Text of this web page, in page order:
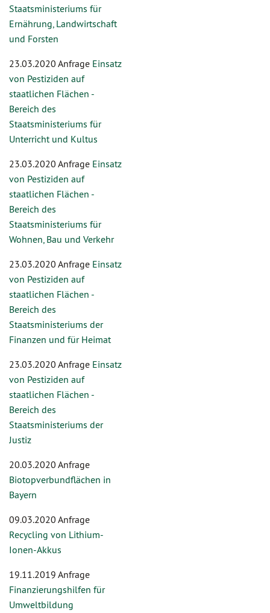
Staatsministeriums für
Ernährung, Landwirtschaft
und Forsten
23.03.2020 Anfrage Einsatz
von Pestiziden auf
staatlichen Flächen -
Bereich des
Staatsministeriums für
Unterricht und Kultus
23.03.2020 Anfrage Einsatz
von Pestiziden auf
staatlichen Flächen -
Bereich des
Staatsministeriums für
Wohnen, Bau und Verkehr
23.03.2020 Anfrage Einsatz
von Pestiziden auf
staatlichen Flächen -
Bereich des
Staatsministeriums der
Finanzen und für Heimat
23.03.2020 Anfrage Einsatz
von Pestiziden auf
staatlichen Flächen -
Bereich des
Staatsministeriums der
Justiz
20.03.2020 Anfrage
Biotopverbundflächen in
Bayern
09.03.2020 Anfrage
Recycling von Lithium-
Ionen-Akkus
19.11.2019 Anfrage
Finanzierungshilfen für
Umweltbildung